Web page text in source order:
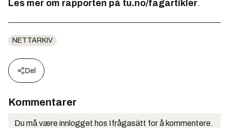
Les mer om rapporten på tu.no/fagartikler.
NETTARKIV
Del
Kommentarer
Du må være innlogget hos Ifrågasätt for å kommentere.